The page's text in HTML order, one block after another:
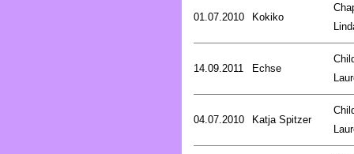
01.07.2010 Kokiko
14.09.2011 Echse
04.07.2010 Katja Spitzer